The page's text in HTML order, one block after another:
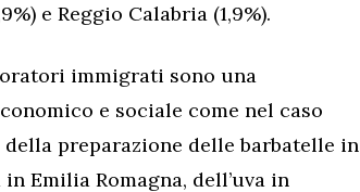
e Reggio Calabria (1,9%).
immigrati sono una
e sociale come nel caso
preparazione delle barbatelle in
Emilia Romagna, dell’uva in